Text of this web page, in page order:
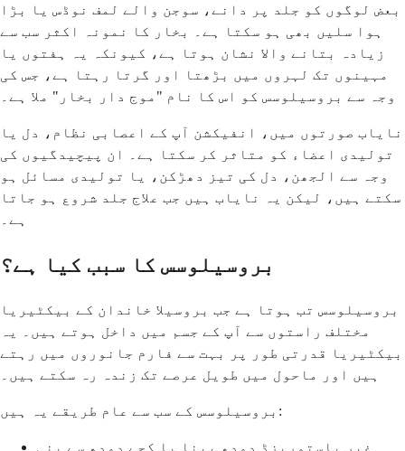
بعض لوگوں کو جلد پر دانے، سوجن والے لمف نوڈس یا بڑا
ہوا سلیں بھی ہو سکتا ہے۔ بخار کا نمونہ اکثر سب سے
زیادہ بتانے والا نشان ہوتا ہے، کیونکہ یہ ہفتوں یا
مہینوں تک لہروں میں بڑھتا اور گرتا رہتا ہے، جس کی
وجہ سے بروسیلوسس کو اس کا نام "موج دار بخار" ملا ہے۔
نایاب صورتوں میں، انفیکشن آپ کے اعصابی نظام، دل یا
تولیدی اعضاء کو متاثر کر سکتا ہے۔ ان پیچیدگیوں کی
وجہ سے الجھن، دل کی تیز دھڑکن، یا تولیدی مسائل ہو
سکتے ہیں، لیکن یہ نایاب ہیں جب علاج جلد شروع ہو جاتا
ہے۔
بروسیلوسس کا سبب کیا ہے؟
بروسیلوسس تب ہوتا ہے جب بروسیلا خاندان کے بیکٹیریا
مختلف راستوں سے آپ کے جسم میں داخل ہوتے ہیں۔ یہ
بیکٹیریا قدرتی طور پر بہت سے فارم جانوروں میں رہتے
ہیں اور ماحول میں طویل عرصے تک زندہ رہ سکتے ہیں۔
بروسیلوسس کے سب سے عام طریقے یہ ہیں:
غیر پاستوریزڈ دودھ پینا یا کچے دودھ سے بنی